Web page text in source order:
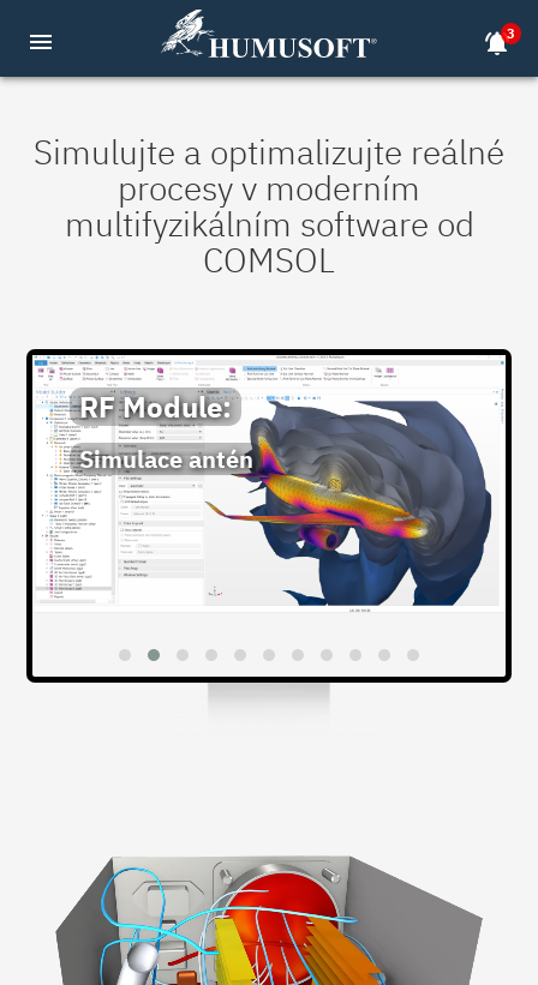
menu notifications_active3
Simulujte a optimalizujte reálné
procesy v moderním
multifyzikálním software od
COMSOL
RF Module:
Simulace antén